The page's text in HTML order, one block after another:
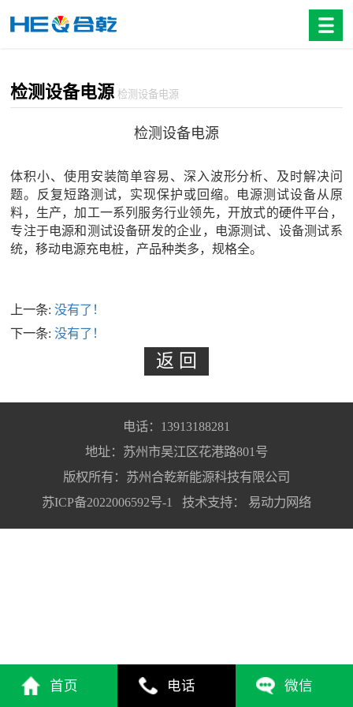
检测设备电源 检测设备电源
检测设备电源
体积小、使用安装简单容易、深入波形分析、及时解决问
题。反复短路测试，实现保护或回缩。电源测试设备从原
料，生产，加工一系列服务行业领先，开放式的硬件平台，
专注于电源和测试设备研发的企业，电源测试、设备测试系
统，移动电源充电桩，产品种类多，规格全。
上一条:没有了！
下一条:没有了！
电话：13913188281
地址：苏州市吴江区花港路801号
版权所有：苏州合乾新能源科技有限公司
苏ICP备2022006592号-1
技术支持： 易动力网络
首页 电话 微信